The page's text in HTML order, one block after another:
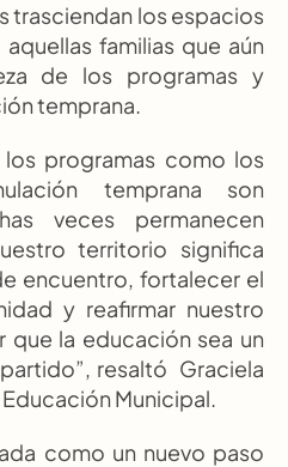
trasciendan los espacios
familias que aún
de los programas y
temprana.
programas como los
temprana son
veces permanecen
territorio significa
encuentro, fortalecer el
y reafirmar nuestro
la educación sea un
resaltó  Graciela
Municipal.
como un nuevo paso